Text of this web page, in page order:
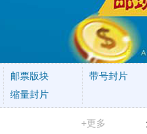
邮票版块
带号封片
缩量封片
+更多